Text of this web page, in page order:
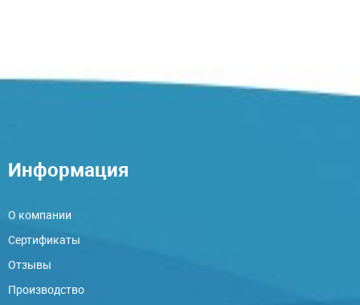
Информация
О компании
Сертификаты
Отзывы
Производство